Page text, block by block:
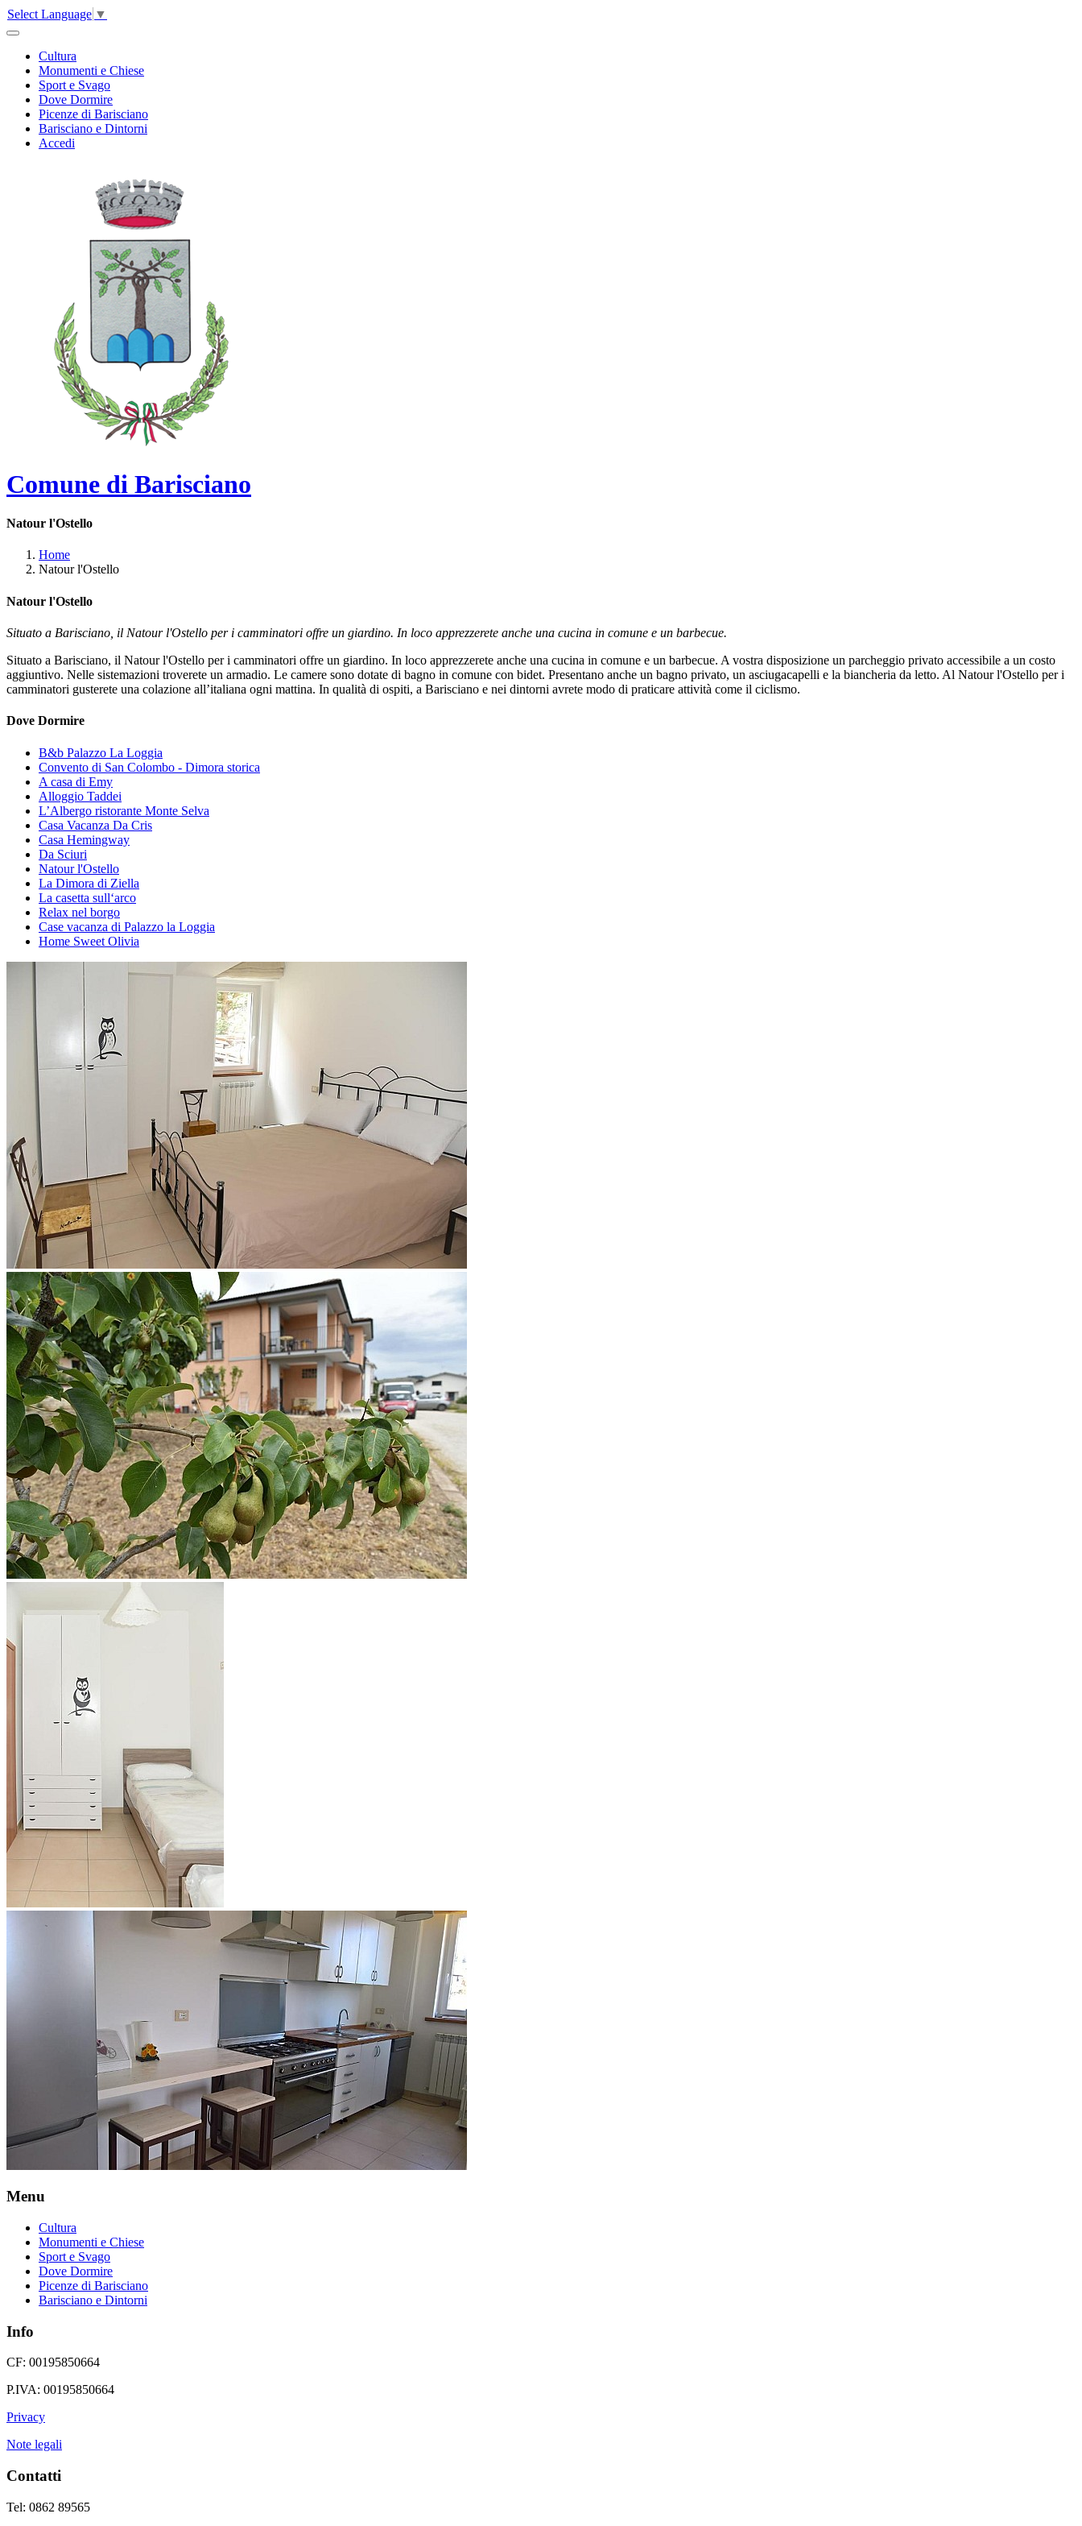
Select Language ▼
Cultura
Monumenti e Chiese
Sport e Svago
Dove Dormire
Picenze di Barisciano
Barisciano e Dintorni
Accedi
Comune di Barisciano
Natour l'Ostello
Home
Natour l'Ostello
Natour l'Ostello
Situato a Barisciano, il Natour l'Ostello per i camminatori offre un giardino. In loco apprezzerete anche una cucina in comune e un barbecue.
Situato a Barisciano, il Natour l'Ostello per i camminatori offre un giardino. In loco apprezzerete anche una cucina in comune e un barbecue. A vostra disposizione un parcheggio privato accessibile a un costo
aggiuntivo. Nelle sistemazioni troverete un armadio. Le camere sono dotate di bagno in comune con bidet. Presentano anche un bagno privato, un asciugacapelli e la biancheria da letto. Al Natour l'Ostello per i
camminatori gusterete una colazione all’italiana ogni mattina. In qualità di ospiti, a Barisciano e nei dintorni avrete modo di praticare attività come il ciclismo.
Dove Dormire
B&b Palazzo La Loggia
Convento di San Colombo - Dimora storica
A casa di Emy
Alloggio Taddei
L’Albergo ristorante Monte Selva
Casa Vacanza Da Cris
Casa Hemingway
Da Sciuri
Natour l'Ostello
La Dimora di Ziella
La casetta sull‘arco
Relax nel borgo
Case vacanza di Palazzo la Loggia
Home Sweet Olivia
Menu
Cultura
Monumenti e Chiese
Sport e Svago
Dove Dormire
Picenze di Barisciano
Barisciano e Dintorni
Info
CF: 00195850664
P.IVA: 00195850664
Privacy
Note legali
Contatti
Tel: 0862 89565